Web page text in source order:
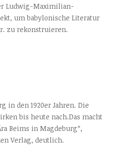
Ludwig-Maximilian-
um babylonische Literatur
zu rekonstruieren.
in den 1920er Jahren. Die
bis heute nach.Das macht
Beims in Magdeburg“,
Verlag, deutlich.